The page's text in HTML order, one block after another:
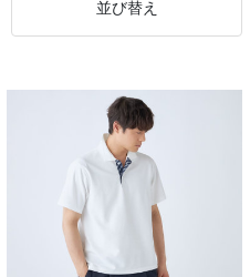
並び替え